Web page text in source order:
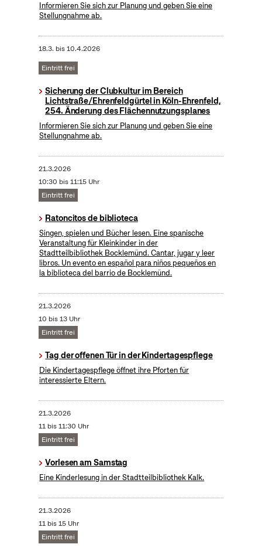
Informieren Sie sich zur Planung und geben Sie eine
Stellungnahme ab.
18.3. bis10.4.2026
Eintritt frei
Sicherung der Clubkultur im Bereich
Lichtstraße/Ehrenfeldgürtel in Köln-Ehrenfeld,
254. Änderung des Flächennutzungsplanes
Informieren Sie sich zur Planung und geben Sie eine
Stellungnahme ab.
21.3.2026
10:30 bis 11:15 Uhr
Eintritt frei
Ratoncitos de biblioteca
Singen, spielen und Bücher lesen. Eine spanische
Veranstaltung für Kleinkinder in der
Stadtteilbibliothek Bocklemünd. Cantar, jugar y leer
libros. Un evento en español para niños pequeños en
la biblioteca del barrio de Bocklemünd.
21.3.2026
10 bis 13 Uhr
Eintritt frei
Tag der offenen Tür in der Kindertagespflege
Die Kindertagespflege öffnet ihre Pforten für
interessierte Eltern.
21.3.2026
11 bis 11:30 Uhr
Eintritt frei
Vorlesen am Samstag
Eine Kinderlesung in der Stadtteilbibliothek Kalk.
21.3.2026
11 bis 15 Uhr
Eintritt frei